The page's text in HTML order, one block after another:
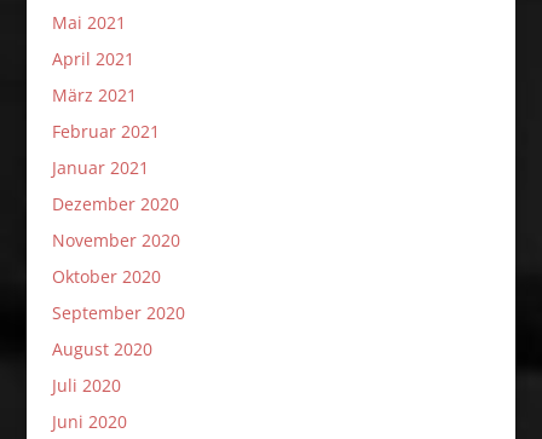
Mai 2021
April 2021
März 2021
Februar 2021
Januar 2021
Dezember 2020
November 2020
Oktober 2020
September 2020
August 2020
Juli 2020
Juni 2020